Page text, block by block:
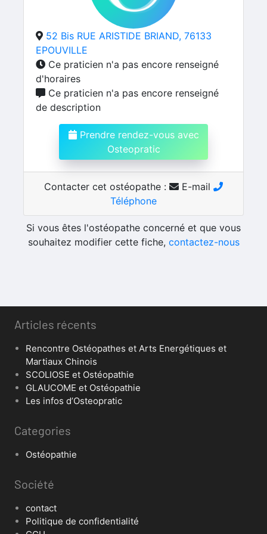
52 Bis RUE ARISTIDE BRIAND, 76133
EPOUVILLE
Ce praticien n'a pas encore renseigné
d'horaires
Ce praticien n'a pas encore renseigné
de description
Prendre rendez-vous avec
Osteopratic
Contacter cet ostéopathe :
E-mail
Téléphone
Si vous êtes l'ostéopathe concerné et que vous
souhaitez modifier cette fiche, contactez-nous
Articles récents
Rencontre Ostéopathes et Arts Energétiques et
Martiaux Chinois
SCOLIOSE et Ostéopathie
GLAUCOME et Ostéopathie
Les infos d’Osteopratic
Categories
Ostéopathie
Société
contact
Politique de confidentialité